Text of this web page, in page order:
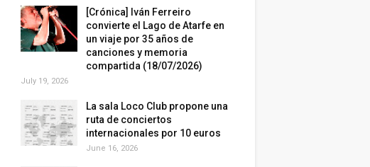
[Crónica] Iván Ferreiro
convierte el Lago de Atarfe en
un viaje por 35 años de
canciones y memoria
compartida (18/07/2026)
July 19, 2026
La sala Loco Club propone una
ruta de conciertos
internacionales por 10 euros
June 16, 2026